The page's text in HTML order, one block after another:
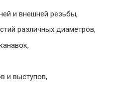
и внешней резьбы,
различных диаметров,
и выступов,